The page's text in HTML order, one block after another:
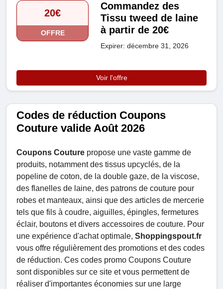
20€
OFFRE
Commandez des
Tissu tweed de laine
à partir de 20€
Expirer: décembre 31, 2026
Voir l'offre
Codes de réduction Coupons
Couture valide Août 2026
Coupons Couture propose une vaste gamme de
produits, notamment des tissus upcyclés, de la
popeline de coton, de la double gaze, de la viscose,
des flanelles de laine, des patrons de couture pour
robes et manteaux, ainsi que des articles de mercerie
tels que fils à coudre, aiguilles, épingles, fermetures
éclair, boutons et divers accessoires de couture. Pour
une expérience d'achat optimale, Shoppingspout.fr
vous offre régulièrement des promotions et des codes
de réduction. Ces codes promo Coupons Couture
sont disponibles sur ce site et vous permettent de
réaliser d'importantes économies sur une large